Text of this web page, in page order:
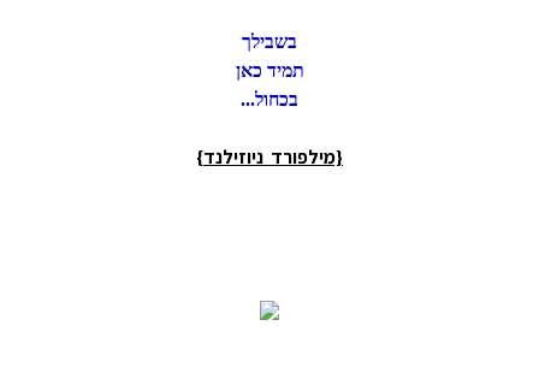
בשבילך
תמיד כאן
בכחול...
{מילפורד ניוזילנד}